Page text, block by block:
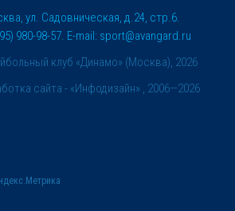
клуб «Динамо» (Москва), 2026
ул. Садовническая, д.24, стр.6.
980-98-57. E-mail: sport@avangard.ru
сайта - «Инфодизайн» , 2006—2026